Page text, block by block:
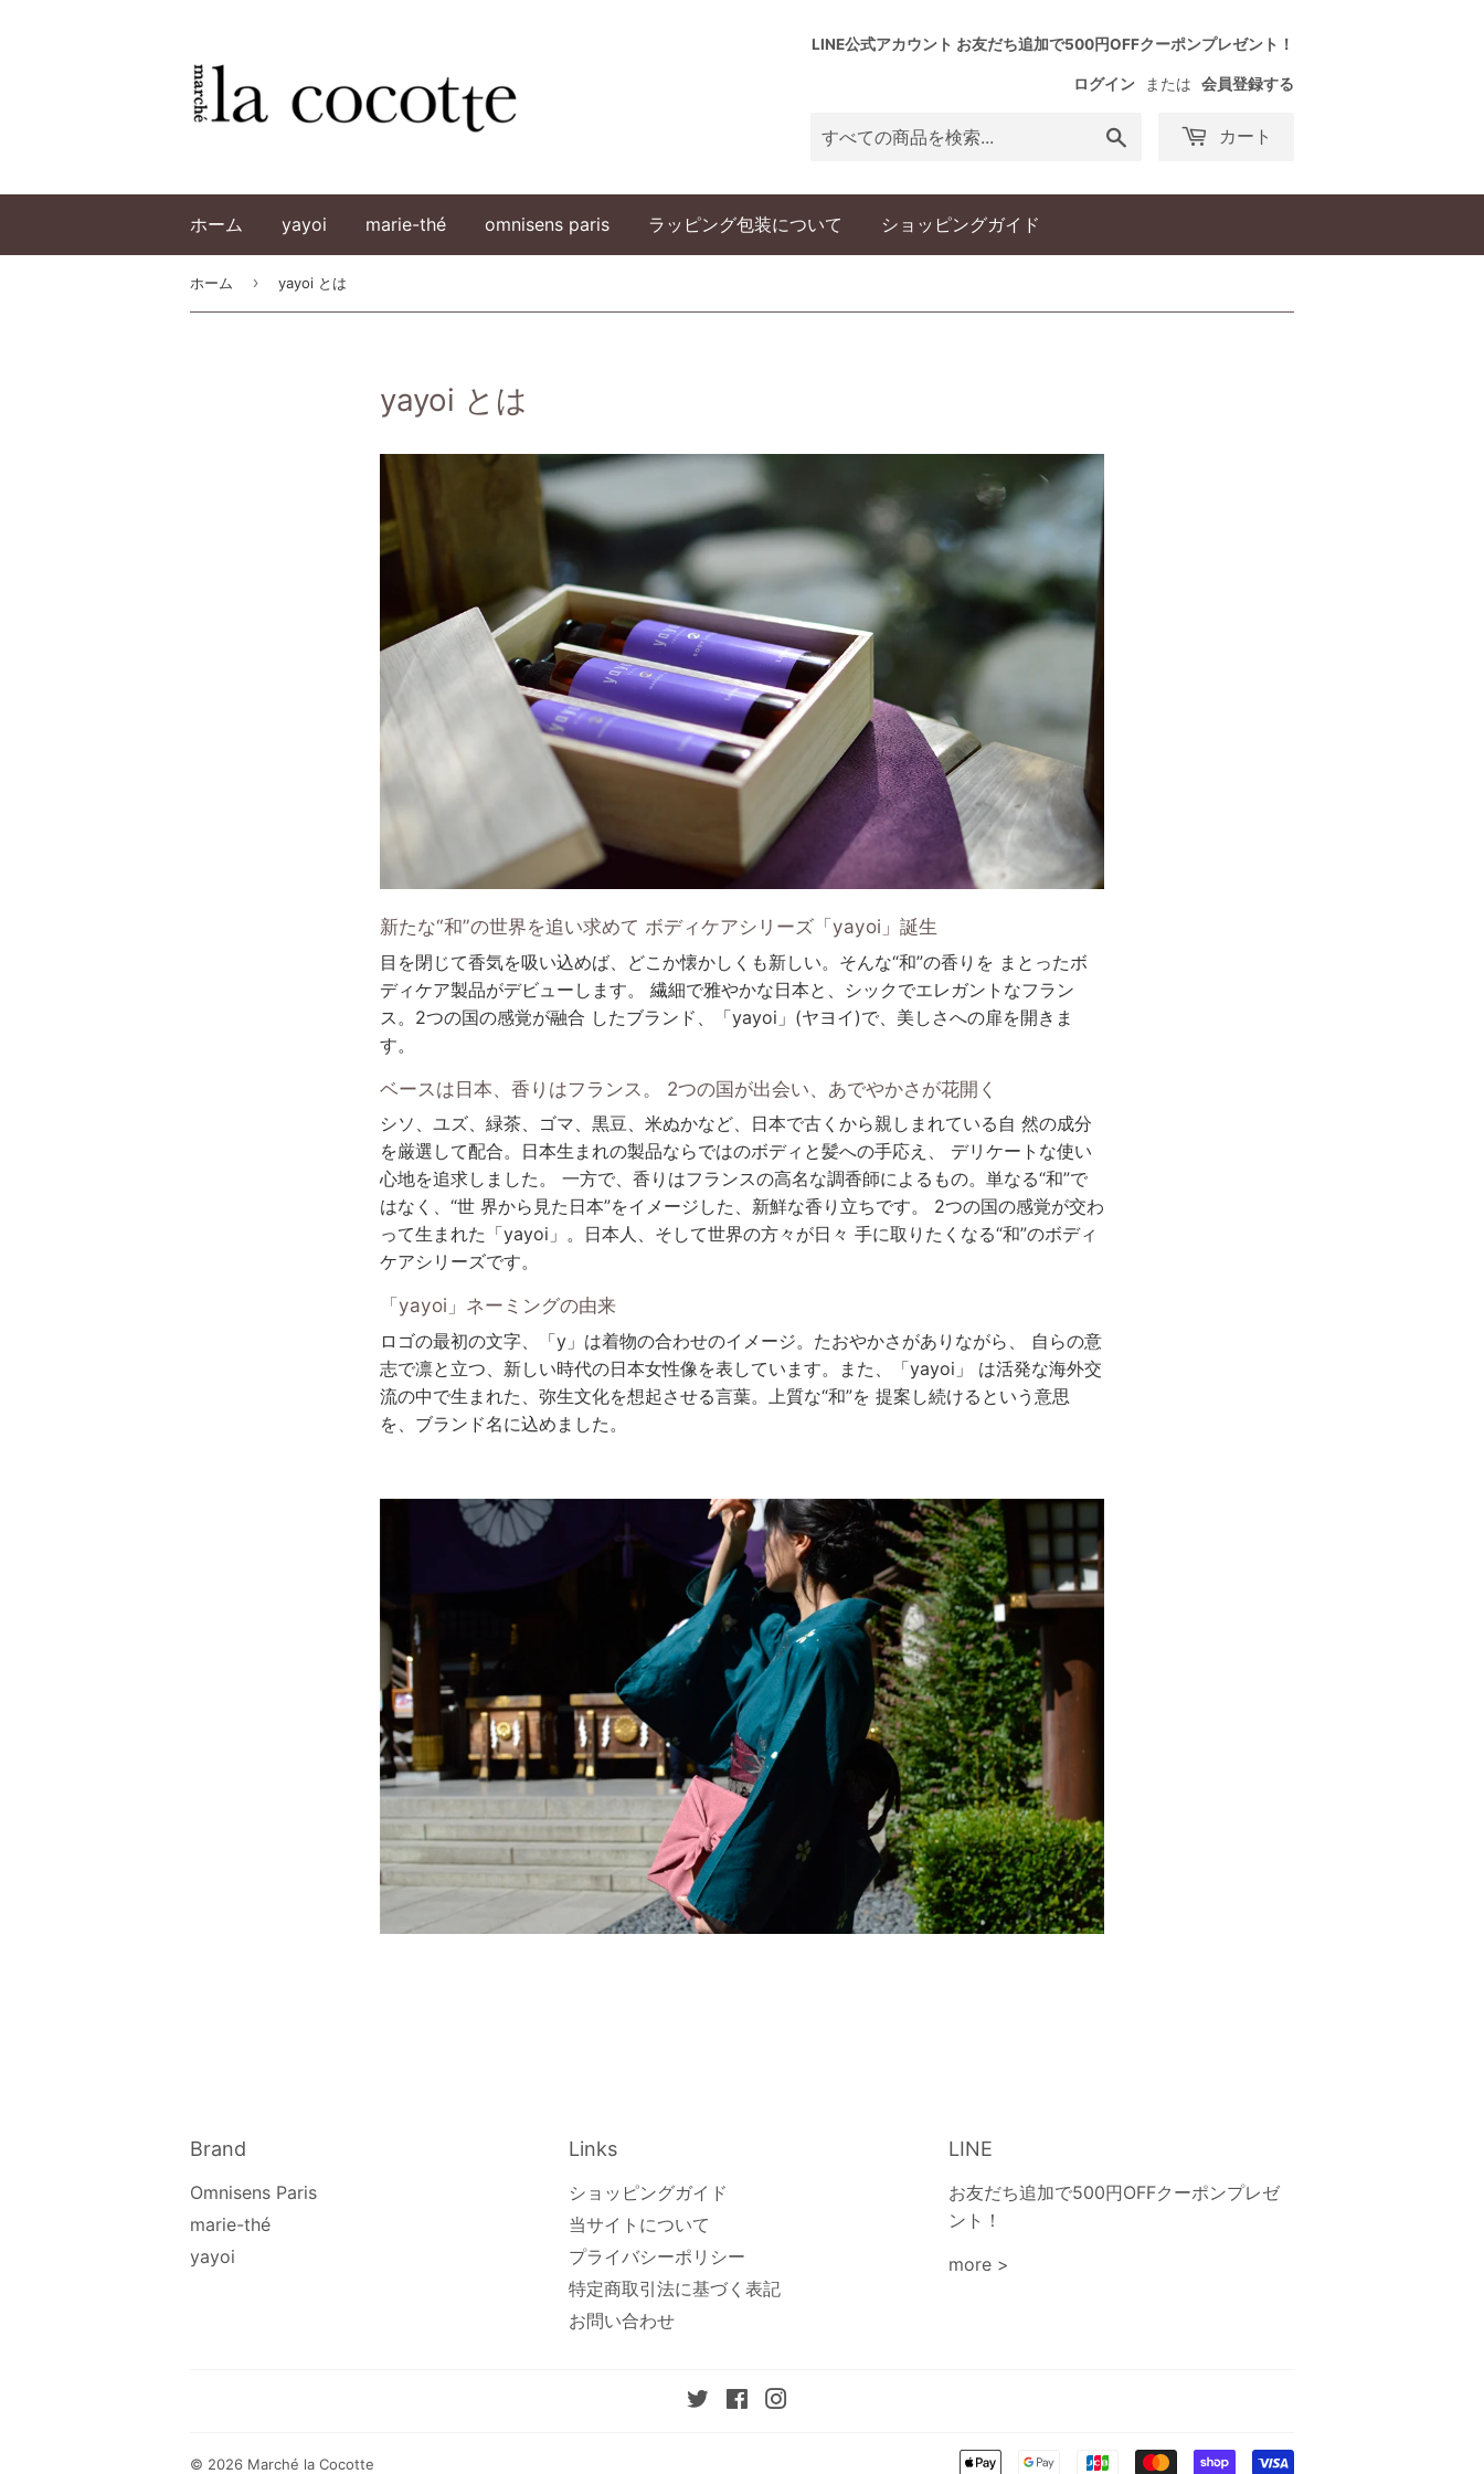
LINE公式アカウント お友だち追加で500円OFFクーポンプレゼント！
ログイン または 会員登録する
す
カート
ホーム yayoi marie-thé omnisens paris ラッピング包装について ショッピングガイド
ホーム › yayoi とは
yayoi とは
新たな“和”の世界を追い求めて ボディケアシリーズ「yayoi」誕生
目を閉じて香気を吸い込めば、どこか懐かしくも新しい。そんな“和”の香りを まとったボ
ディケア製品がデビューします。 繊細で雅やかな日本と、シックでエレガントなフラン
ス。2つの国の感覚が融合 したブランド、「yayoi」(ヤヨイ)で、美しさへの扉を開きま
す。
ベースは日本、香りはフランス。 2つの国が出会い、あでやかさが花開く
シソ、ユズ、緑茶、ゴマ、黒豆、米ぬかなど、日本で古くから親しまれている自 然の成分
を厳選して配合。日本生まれの製品ならではのボディと髪への手応え、 デリケートな使い
心地を追求しました。 一方で、香りはフランスの高名な調香師によるもの。単なる“和”で
はなく、“世 界から見た日本”をイメージした、新鮮な香り立ちです。 2つの国の感覚が交わ
って生まれた「yayoi」。日本人、そして世界の方々が日々 手に取りたくなる“和”のボディ
ケアシリーズです。
「yayoi」ネーミングの由来
ロゴの最初の文字、「y」は着物の合わせのイメージ。たおやかさがありながら、 自らの意
志で凛と立つ、新しい時代の日本女性像を表しています。また、「yayoi」 は活発な海外交
流の中で生まれた、弥生文化を想起させる言葉。上質な“和”を 提案し続けるという意思
を、ブランド名に込めました。
Brand
Omnisens Paris
marie-thé
yayoi
Links
ショッピングガイド
当サイトについて
プライバシーポリシー
特定商取引法に基づく表記
お問い合わせ
LINE
お友だち追加で500円OFFクーポンプレゼ
ント！
more >
TwitterFacebook
© 2026 Marché la Cocotte